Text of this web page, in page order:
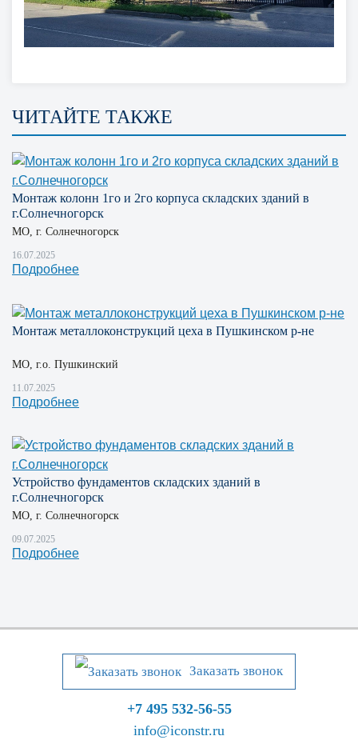
ЧИТАЙТЕ ТАКЖЕ
Монтаж колонн 1го и 2го корпуса складских зданий в
г.Солнечногорск
МО, г. Солнечногорск
16.07.2025
Подробнее
Монтаж металлоконструкций цеха в Пушкинском р-не
МО, г.о. Пушкинский
11.07.2025
Подробнее
Устройство фундаментов складских зданий в
г.Солнечногорск
МО, г. Солнечногорск
09.07.2025
Подробнее
Заказать звонок
+7 495 532-56-55
info@iconstr.ru